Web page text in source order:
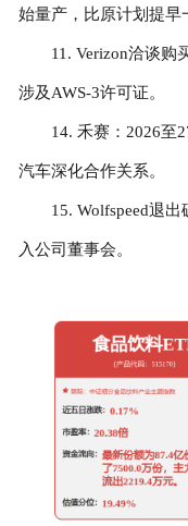
始量产，比原计划提早
11. Verizon洽谈购买
涉及AWS-3许可证。
14. 禾赛：2026至27
汽车深化合作关系。
15. Wolfspeed退出
入公司董事会。